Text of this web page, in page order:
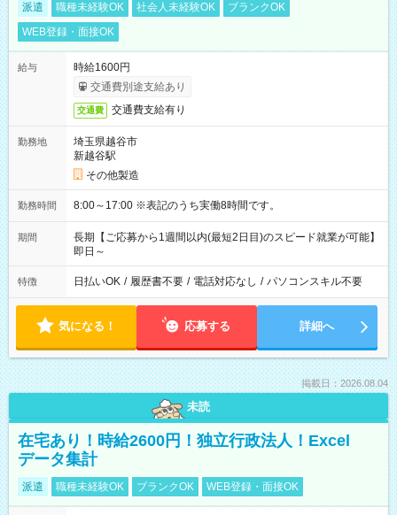
派遣 職種未経験OK 社会人未経験OK
ブランクOK
WEB登録・面接OK
給与
時給1600円
交通費別途支給あり
交通費 交通費支給有り
勤務地
埼玉県越谷市
新越谷駅
その他製造
勤務時間 8:00～17:00 ※表記のうち実働8時間です。
期間
長期【ご応募から1週間以内(最短2日目)のスピード就業が可能】
即日～
特徴 日払いOK / 履歴書不要 / 電話対応なし / パソコンスキル不要
気になる！ 応募する 詳細へ
掲載日：2026.08.04
未読
在宅あり！時給2600円！独立行政法人！Excel
データ集計
派遣 職種未経験OK ブランクOK WEB登録・面接OK